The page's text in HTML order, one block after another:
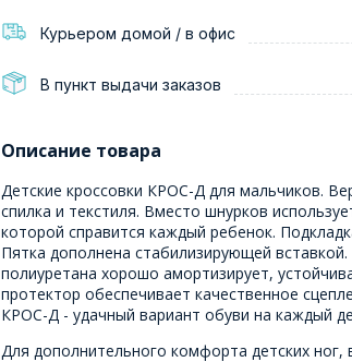
Курьером домой / в офис
В пункт выдачи заказов
Описание товара
Детские кроссовки КРОС-Д для мальчиков.
спилка и текстиля. Вместо шнурков
которой справится каждый ребенок.
Пятка дополнена стабилизирующей
полиуретана хорошо амортизирует,
протектор обеспечивает качественное
КРОС-Д - удачный вариант обуви на каждый
Для дополнительного комфорта детских ног,